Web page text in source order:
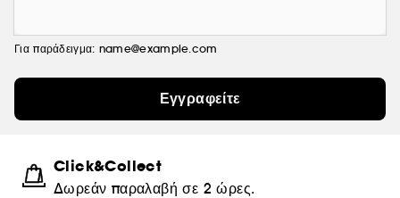
Για παράδειγμα: name@example.com
Εγγραφείτε
Click&Collect
Δωρεάν παραλαβή σε 2 ώρες.